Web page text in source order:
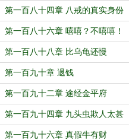
第一百八十四章 八戒的真实身份
第一百八十六章 嘻嘻？不嘻嘻！
第一百八十八章 比乌龟还慢
第一百九十章 退钱
第一百九十二章 途经金平府
第一百九十四章 九头虫欺人太甚
第一百九十六章 真假牛有财